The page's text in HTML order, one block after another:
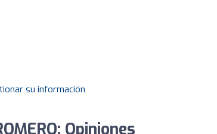
su información
Opiniones